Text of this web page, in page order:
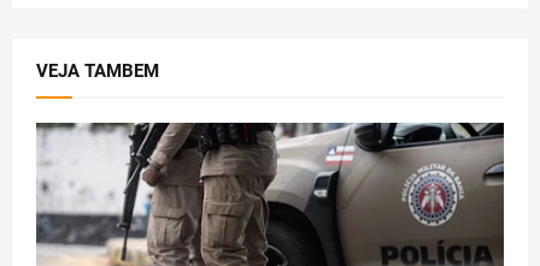
VEJA TAMBEM